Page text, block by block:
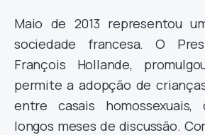
Maio de 2013 representou
sociedade francesa. O
François Hollande,
permite a adopção de
entre casais
longos meses de discussão.